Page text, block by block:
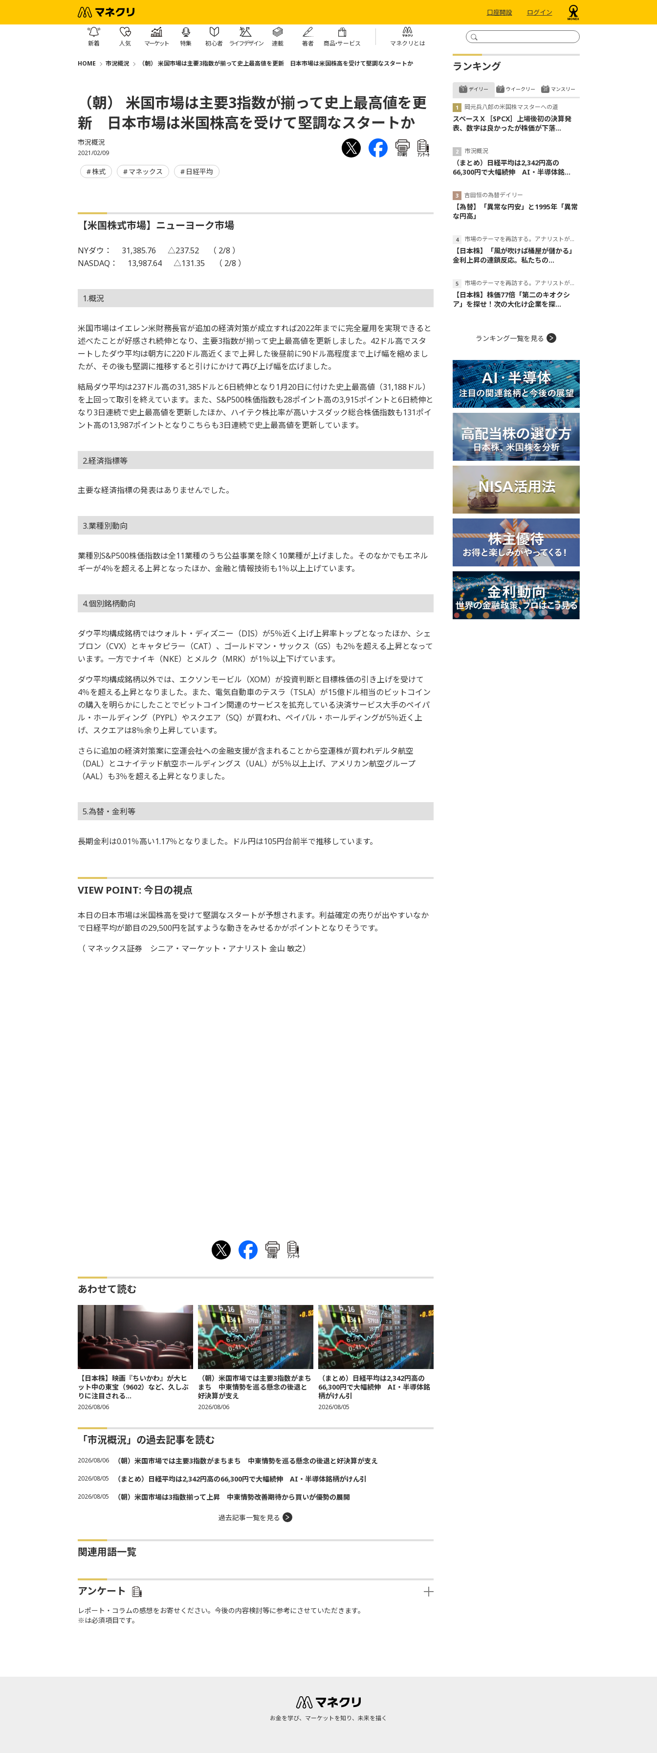
口座開設 ログイン
新着 人気 マーケット 特集 初心者 ライフデザイン 連載 著者 商品・サービス マネクリとは
HOME 市況概況 （朝） 米国市場は主要3指数が揃って史上最高値を更新 日本市場は米国株高を受けて堅調なスタートか
（朝） 米国市場は主要3指数が揃って史上最高値を更
新 日本市場は米国株高を受けて堅調なスタートか
市況概況
2021/02/09 印刷 ｱﾝｹｰﾄ
株式 マネックス 日経平均
【米国株式市場】ニューヨーク市場
NYダウ： 31,385.76 △237.52 （ 2/8 ）
NASDAQ： 13,987.64 △131.35 （ 2/8 ）
1.概況
米国市場はイエレン米財務長官が追加の経済対策が成立すれば2022年までに完全雇用を実現できると
述べたことが好感され続伸となり、主要3指数が揃って史上最高値を更新しました。42ドル高でスタ
ートしたダウ平均は朝方に220ドル高近くまで上昇した後昼前に90ドル高程度まで上げ幅を縮めまし
たが、その後も堅調に推移すると引けにかけて再び上げ幅を広げました。
結局ダウ平均は237ドル高の31,385ドルと6日続伸となり1月20日に付けた史上最高値（31,188ドル）
を上回って取引を終えています。また、S&P500株価指数も28ポイント高の3,915ポイントと6日続伸と
なり3日連続で史上最高値を更新したほか、ハイテク株比率が高いナスダック総合株価指数も131ポイ
ント高の13,987ポイントとなりこちらも3日連続で史上最高値を更新しています。
2.経済指標等
主要な経済指標の発表はありませんでした。
3.業種別動向
業種別S&P500株価指数は全11業種のうち公益事業を除く10業種が上げました。そのなかでもエネル
ギーが4％を超える上昇となったほか、金融と情報技術も1％以上上げています。
4.個別銘柄動向
ダウ平均構成銘柄ではウォルト・ディズニー（DIS）が5％近く上げ上昇率トップとなったほか、シェ
ブロン（CVX）とキャタピラー（CAT）、ゴールドマン・サックス（GS）も2％を超える上昇となって
います。一方でナイキ（NKE）とメルク（MRK）が1％以上下げています。
ダウ平均構成銘柄以外では、エクソンモービル（XOM）が投資判断と目標株価の引き上げを受けて
4％を超える上昇となりました。また、電気自動車のテスラ（TSLA）が15億ドル相当のビットコイン
の購入を明らかにしたことでビットコイン関連のサービスを拡充している決済サービス大手のペイパ
ル・ホールディング（PYPL）やスクエア（SQ）が買われ、ペイパル・ホールディングが5％近く上
げ、スクエアは8％余り上昇しています。
さらに追加の経済対策案に空運会社への金融支援が含まれることから空運株が買われデルタ航空
（DAL）とユナイテッド航空ホールディングス（UAL）が5％以上上げ、アメリカン航空グループ
（AAL）も3％を超える上昇となりました。
5.為替・金利等
長期金利は0.01％高い1.17％となりました。ドル円は105円台前半で推移しています。
VIEW POINT: 今日の視点
本日の日本市場は米国株高を受けて堅調なスタートが予想されます。利益確定の売りが出やすいなか
で日経平均が節目の29,500円を試すような動きをみせるかがポイントとなりそうです。
（ マネックス証券 シニア・マーケット・アナリスト 金山 敏之）
印刷 ｱﾝｹｰﾄ
あわせて読む
【日本株】映画『ちいかわ』が大ヒ
ット中の東宝（9602）など、久しぶ
りに注目される...
2026/08/06
（朝）米国市場では主要3指数がまち
まち 中東情勢を巡る懸念の後退と
好決算が支え
2026/08/06
（まとめ）日経平均は2,342円高の
66,300円で大幅続伸 AI・半導体銘
柄がけん引
2026/08/05
「市況概況」の過去記事を読む
2026/08/06 （朝）米国市場では主要3指数がまちまち 中東情勢を巡る懸念の後退と好決算が支え
2026/08/05 （まとめ）日経平均は2,342円高の66,300円で大幅続伸 AI・半導体銘柄がけん引
2026/08/05 （朝）米国市場は3指数揃って上昇 中東情勢改善期待から買いが優勢の展開
過去記事一覧を見る
関連用語一覧
アンケート
レポート・コラムの感想をお寄せください。今後の内容検討等に参考にさせていただきます。
※は必須項目です。
ランキング
デイリー
岡元兵八郎の米国株マスターへの道
スペースＸ［SPCX］上場後初の決算発
表、数字は良かったが株価が下落...
市況概況
（まとめ）日経平均は2,342円高の
66,300円で大幅続伸 AI・半導体銘...
吉田恒の為替デイリー
【為替】「異常な円安」と1995年「異常
な円高」
市場のテーマを再訪する。アナリストが読み解くテーマの本質
【日本株】「風が吹けば桶屋が儲かる」
金利上昇の連鎖反応。私たちの...
市場のテーマを再訪する。アナリストが読み解くテーマの本質
【日本株】株価77倍「第二のキオクシ
ア」を探せ！次の大化け企業を探...
ウイークリー マンスリー
ランキング一覧を見る
お金を学び、マーケットを知り、未来を描く